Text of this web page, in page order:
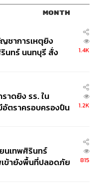
35 พันธมิตร ร่วม
กภาคส่วนของ
Airlines, Emirates,
Airways,
Spring Airlines,
Lion Air และ Thai
MONTH
ชาการเหตุยิง
นทร์ นนทบุรี สั่ง
1.4K
าดยิง รร. ใน
ตราครอบครองปืน
1.2K
นเทพศิรินทร์
ข้ายังพื้นที่ปลอดภัย
815